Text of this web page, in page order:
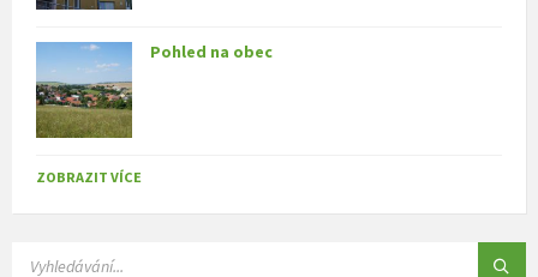
Pohled na obec
ZOBRAZIT VÍCE